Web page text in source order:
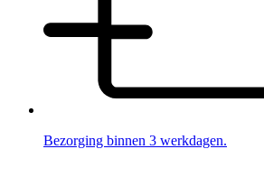
Bezorging binnen 3 werkdagen.